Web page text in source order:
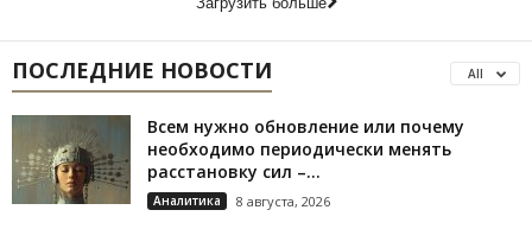
ПОСЛЕДНИЕ НОВОСТИ All
Всем нужно обновление или почему
необходимо периодически менять
расстановку сил –...
Аналитика 8 августа, 2026